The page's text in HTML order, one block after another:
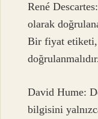
René
olarak
Bir fiyat etiketi,
David Hume:
bilgisini